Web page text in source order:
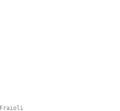
Fraioli